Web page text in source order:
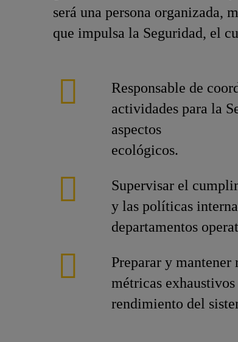
será una persona organizada,
que impulsa la Seguridad, el
Responsable de
actividades para la
aspectos
ecológicos.
Supervisar el
y las políticas
departamentos
Preparar y
métricas
rendimiento del